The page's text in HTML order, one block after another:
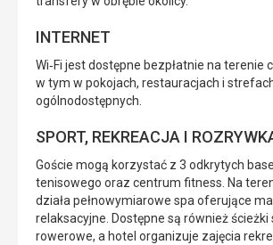
INTERNET
Wi‑Fi jest dostępne bezpłatnie na terenie
w tym w pokojach, restauracjach i
ogólnodostępnych.
SPORT, REKREACJA I
Goście mogą korzystać z 3 odkrytych
tenisowego oraz centrum fitness. Na
działa pełnowymiarowe spa oferujące
relaksacyjne. Dostępne są również ścieżki
rowerowe, a hotel organizuje zajęcia